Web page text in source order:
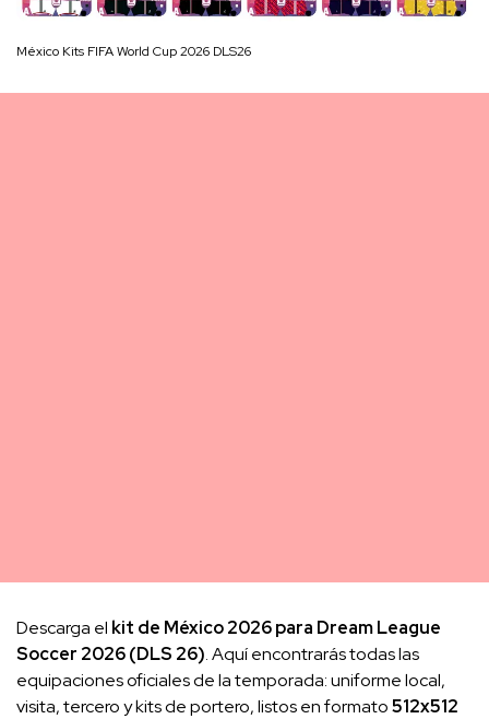
México Kits FIFA World Cup 2026 DLS26
Descarga el kit de México 2026 para Dream League
Soccer 2026 (DLS 26). Aquí encontrarás todas las
equipaciones oficiales de la temporada: uniforme local,
visita, tercero y kits de portero, listos en formato512x512